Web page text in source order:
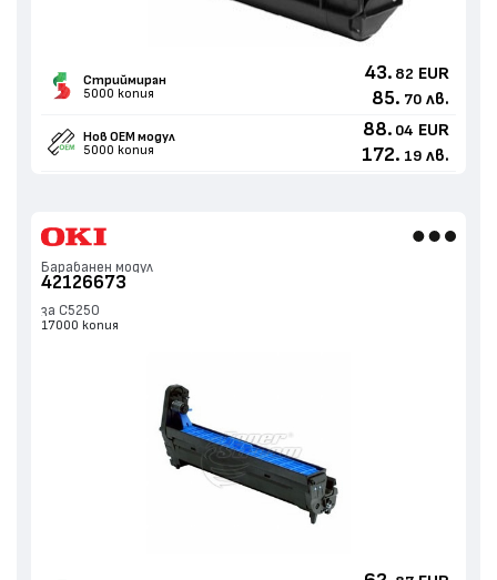
Стриймиран
5000 копия
43. 82 EUR
85. 70 лв.
Нов ОЕМ модул
5000 копия
88. 04 EUR
172. 19 лв.
Барабанен модул
42126673
за C5250
17000 копия